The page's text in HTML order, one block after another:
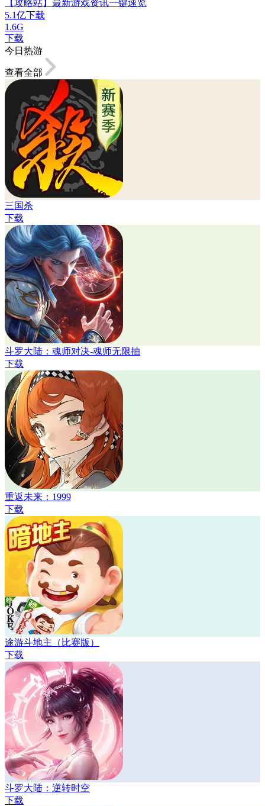
【攻略站】最新游戏资讯一键速览
5.1亿下载
1.6G
下载
今日热游
查看全部
三国杀
下载
斗罗大陆：魂师对决-魂师无限抽
下载
重返未来：1999
下载
途游斗地主（比赛版）
下载
斗罗大陆：逆转时空
下载